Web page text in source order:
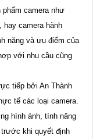
camera như
hay camera hành
năng và ưu điểm của
với nhu cầu cũng
tiếp bởi An Thành
tế các loại camera.
hình ảnh, tính năng
trước khi quyết định